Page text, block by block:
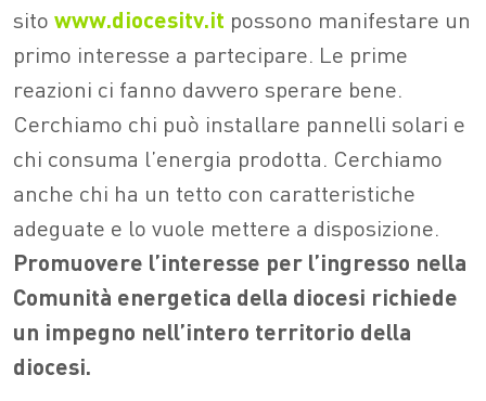
sito www.diocesitv.it possono manifestare un
primo interesse a partecipare. Le prime
reazioni ci fanno davvero sperare bene.
Cerchiamo chi può installare pannelli solari e
chi consuma l’energia prodotta. Cerchiamo
anche chi ha un tetto con caratteristiche
adeguate e lo vuole mettere a disposizione.
Promuovere l’interesse per l’ingresso nella
Comunità energetica della diocesi richiede
un impegno nell’intero territorio della
diocesi.